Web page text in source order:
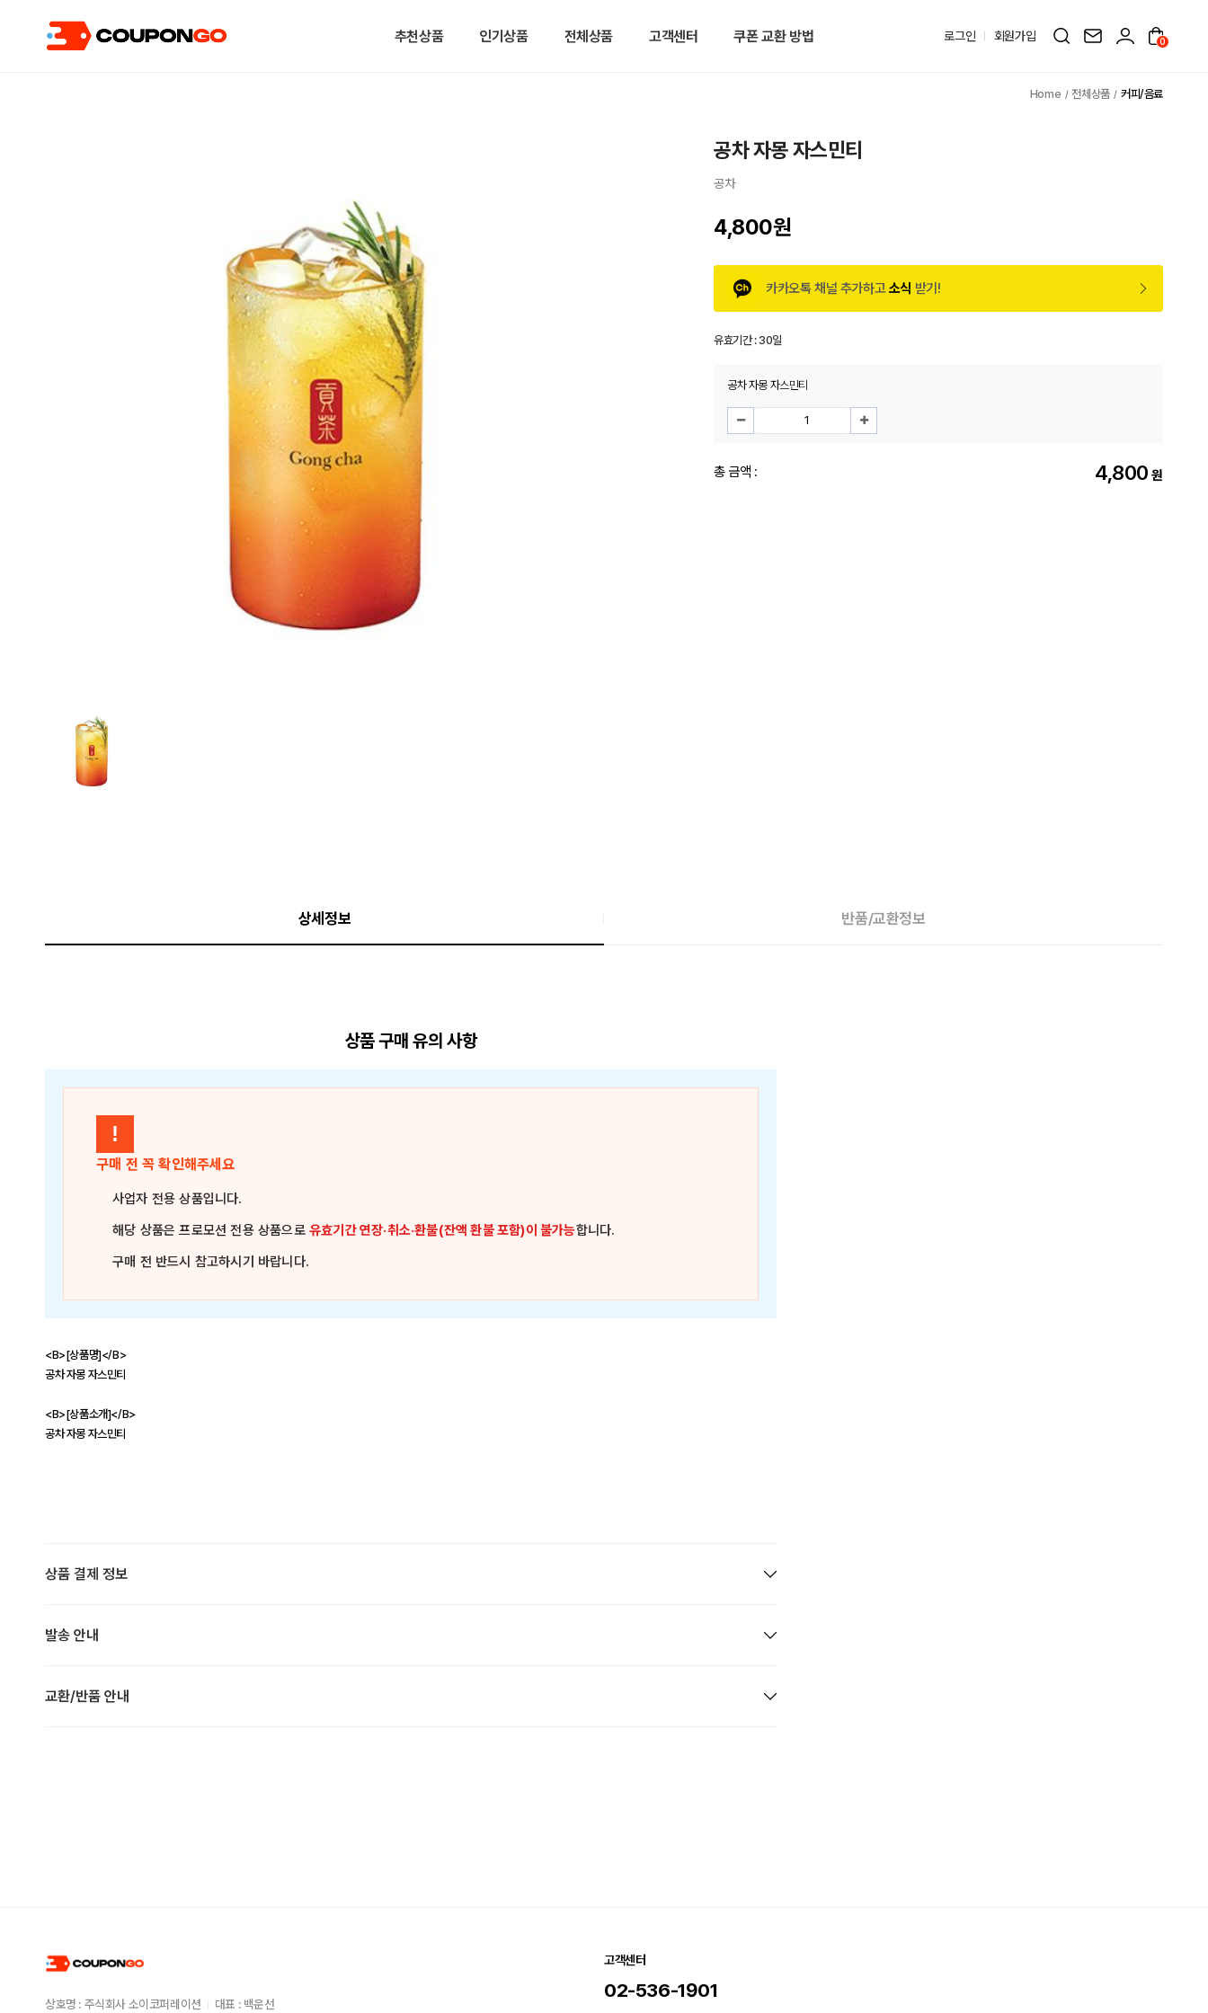
추천상품 인기상품 전체상품 고객센터 쿠폰 교환 방법 로그인 회원가입 0
전체상품 커피/음료
공차 자몽 자스민티
공차
4,800원
카카오톡 채널 추가하고소식 받기!
유효기간 :30일
공차 자몽 자스민티
총 금액 : 4,800 원
상세정보 반품/교환정보
상품 구매 유의 사항
!
구매 전 꼭 확인해주세요
사업자 전용 상품입니다.
해당 상품은프로모션 전용 상품으로유효기간 연장·취소·환불(잔액 환불 포함)이 불가능합니다.
구매 전 반드시 참고하시기 바랍니다.
<B>[상품명]</B>
공차 자몽 자스민티
<B>[상품소개]</B>
공차 자몽 자스민티
상품 결제 정보
발송 안내
교환/반품 안내
상호명 : 주식회사 소이코퍼레이션 대표 : 백운선
고객센터
02-536-1901